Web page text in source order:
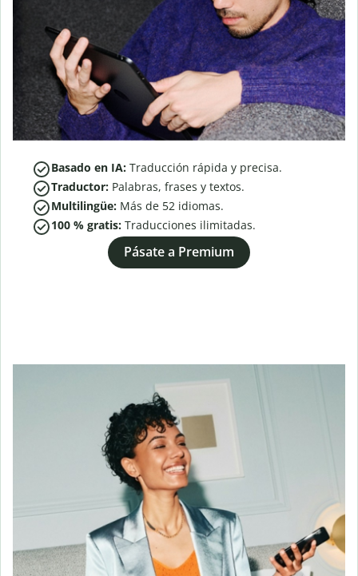
Basado en IA: Traducción rápida y precisa.
Traductor: Palabras, frases y textos.
Multilingüe: Más de 52 idiomas.
100 % gratis: Traducciones ilimitadas.
Pásate a Premium